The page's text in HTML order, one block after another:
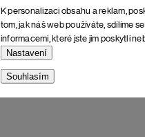
K personalizaci obsahu a reklam,
tom, jak náš web používáte, sdílíme
informacemi, které jste jim poskytli
Nastavení
Souhlasím